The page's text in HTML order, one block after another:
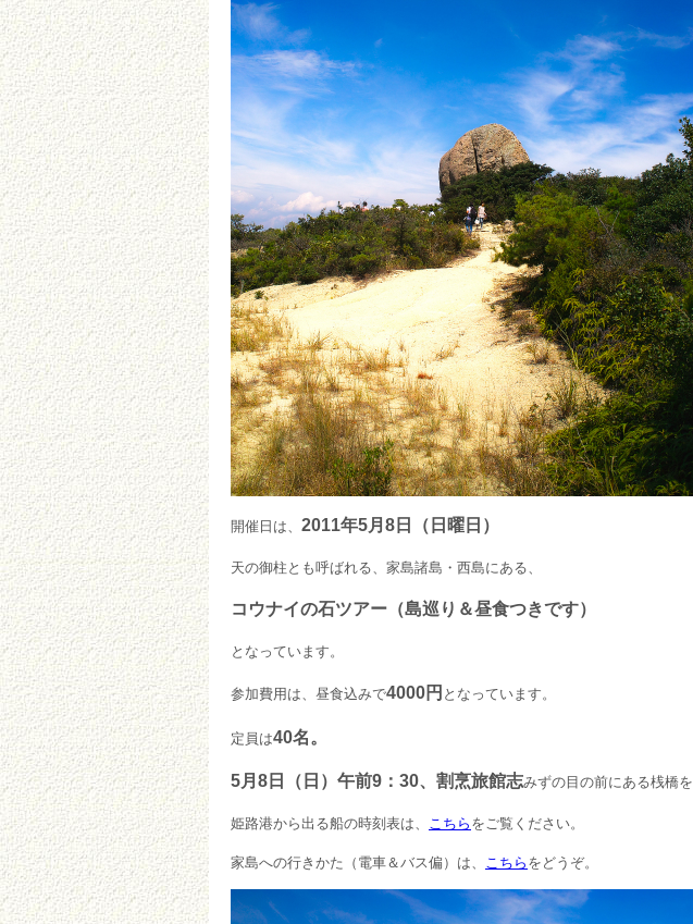
開催日は、 2011年5月8 日（日曜日）
天の御柱とも呼ばれる、家島諸島・西島にある、
コウナイの石ツアー（島巡り＆昼食つきです）
となっています。
参加費用は、昼食込みで4000円 となっています。
定員は40名。
5月8日（日）午前9：30、割烹旅館志みずの目の前にある桟橋を
姫路港から出る船の時刻表は、 こちら をご覧ください。
家島への行きかた（電車＆バス偏）は、 こちら をどうぞ。